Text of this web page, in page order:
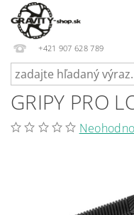
+421 907 628 789
GRIPY PRO